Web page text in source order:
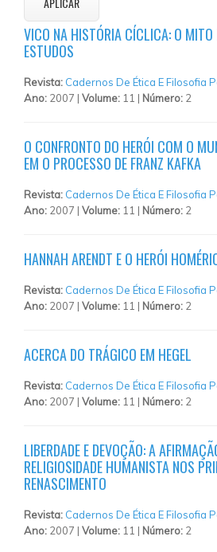
VICO NA HISTÓRIA CÍCLICA: O
ESTUDOS
Revista: Cadernos De Ética E Filosofia
Ano: 2007 | Volume: 11 | Número: 2
O CONFRONTO DO HERÓI COM O
EM O PROCESSO DE FRANZ KAFKA
Revista: Cadernos De Ética E Filosofia
Ano: 2007 | Volume: 11 | Número: 2
HANNAH ARENDT E O HERÓI
Revista: Cadernos De Ética E Filosofia
Ano: 2007 | Volume: 11 | Número: 2
ACERCA DO TRÁGICO EM HEGEL
Revista: Cadernos De Ética E Filosofia
Ano: 2007 | Volume: 11 | Número: 2
LIBERDADE E DEVOÇÃO: A
RELIGIOSIDADE HUMANISTA NOS
RENASCIMENTO
Revista: Cadernos De Ética E Filosofia
Ano: 2007 | Volume: 11 | Número: 2